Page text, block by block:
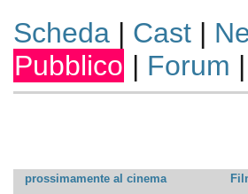
Scheda| Cast|
Pubblico | Forum |
prossimamente al cinema